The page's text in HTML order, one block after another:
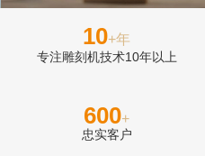
10+年
专注雕刻机技术10年以上
600+
忠实客户